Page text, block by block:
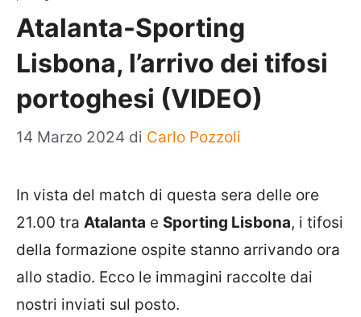
Atalanta-Sporting
Lisbona, l’arrivo dei tifosi
portoghesi (VIDEO)
14 Marzo 2024 di Carlo Pozzoli
In vista del match di questa sera delle ore
21.00 tra Atalanta e Sporting Lisbona, i tifosi
della formazione ospite stanno arrivando ora
allo stadio. Ecco le immagini raccolte dai
nostri inviati sul posto.